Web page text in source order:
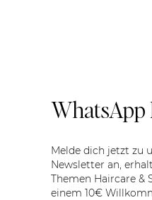
WhatsApp
Melde dich jetzt zu
Newsletter an,
Themen Haircare &
einem 10€